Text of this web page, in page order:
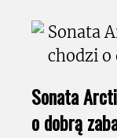
Sonata
o dobrą